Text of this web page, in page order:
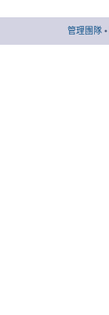
管理團隊 •